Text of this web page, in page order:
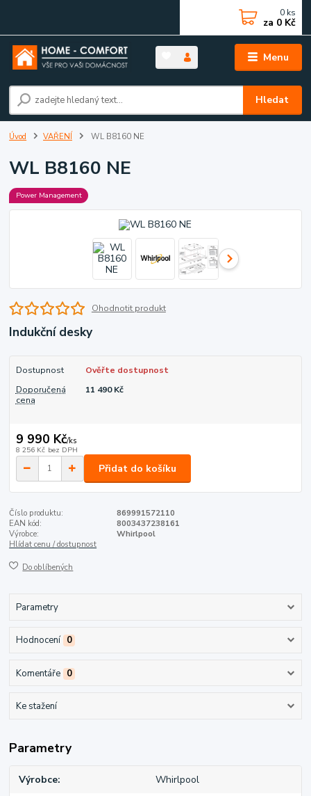
Menu
Hledat
0 ks
za 0 Kč
Úvod VAŘENÍ WL B8160 NE
WL B8160 NE
Power Management
Ohodnotit produkt
Indukční desky
Dostupnost
Ověřte dostupnost
Doporučená
cena
11 490 Kč
9 990 Kč/ks
8 256 Kč bez DPH
Přidat do košíku
Číslo produktu:
869991572110
EAN kód:
8003437238161
Výrobce:
Whirlpool
Hlídat cenu / dostupnost
Do oblíbených
Parametry
Hodnocení 0
Komentáře 0
Ke stažení
Parametry
Výrobce Whirlpool